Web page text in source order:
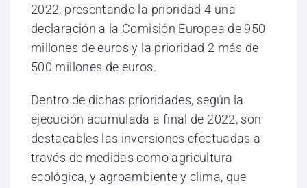
2022, presentando la prioridad 4 una
declaración a la Comisión Europea de 950
millones de euros y la prioridad 2 más de
500 millones de euros.
Dentro de dichas prioridades, según la
ejecución acumulada a final de 2022, son
destacables las inversiones efectuadas a
través de medidas como agricultura
ecológica, y agroambiente y clima, que